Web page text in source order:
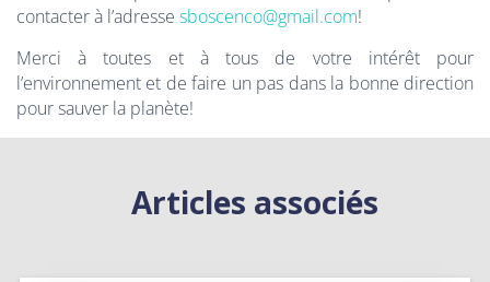
contacter à l’adresse sboscenco@gmail.com!
Merci à toutes et à tous de votre intérêt pour
l’environnement et de faire un pas dans la bonne direction
pour sauver la planète!
Articles associés